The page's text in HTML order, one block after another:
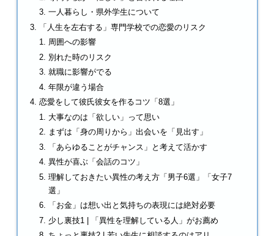
一人暮らし・県外学生について
「人生を左右する」専門学校での恋愛のリスク
周囲への影響
別れた時のリスク
就職に影響がでる
年限が違う場合
恋愛をして彼氏彼女を作るコツ「8選」
大事なのは「欲しい」って思い
まずは「身の周りから」出会いを「見出す」
「あらゆることがチャンス」と考えて活かす
異性が喜ぶ「会話のコツ」
理解しておきたい異性の考え方「男子6選」「女子7
選」
「お金」は想い出と気持ちの表現には絶対必要
少し裏技1 | 「異性を理解している人」がお薦め